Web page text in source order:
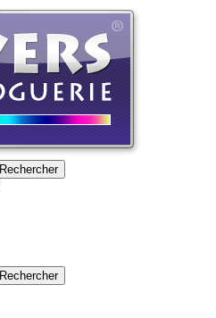
Rechercher
Rechercher